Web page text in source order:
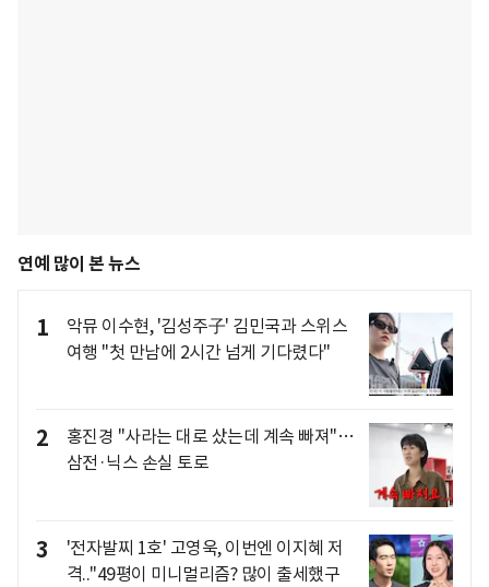
연예 많이 본 뉴스
1
악뮤 이수현, '김성주子' 김민국과 스위스
여행 "첫 만남에 2시간 넘게 기다렸다"
2
홍진경 "사라는 대로 샀는데 계속 빠져"…
삼전·닉스 손실 토로
3
'전자발찌 1호' 고영욱, 이번엔 이지혜 저
격.."49평이 미니멀리즘? 많이 출세했구